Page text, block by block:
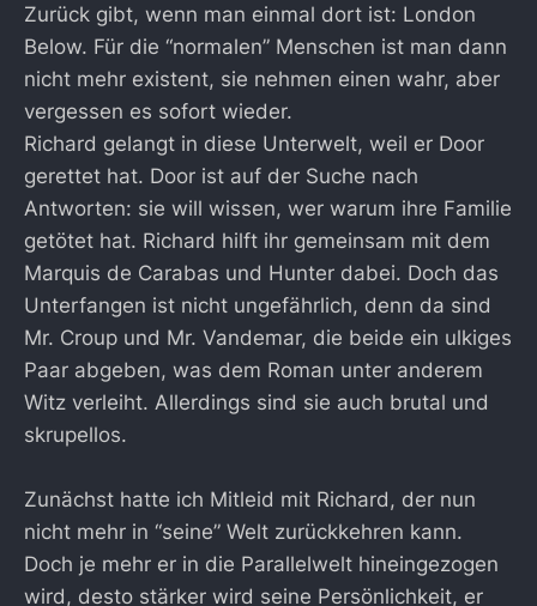
Zurück gibt, wenn man einmal dort ist: London
Below. Für die “normalen” Menschen ist man dann
nicht mehr existent, sie nehmen einen wahr, aber
vergessen es sofort wieder.
Richard gelangt in diese Unterwelt, weil er Door
gerettet hat. Door ist auf der Suche nach
Antworten: sie will wissen, wer warum ihre Familie
getötet hat. Richard hilft ihr gemeinsam mit dem
Marquis de Carabas und Hunter dabei. Doch das
Unterfangen ist nicht ungefährlich, denn da sind
Mr. Croup und Mr. Vandemar, die beide ein ulkiges
Paar abgeben, was dem Roman unter anderem
Witz verleiht. Allerdings sind sie auch brutal und
skrupellos.
Zunächst hatte ich Mitleid mit Richard, der nun
nicht mehr in “seine” Welt zurückkehren kann.
Doch je mehr er in die Parallelwelt hineingezogen
wird, desto stärker wird seine Persönlichkeit, er